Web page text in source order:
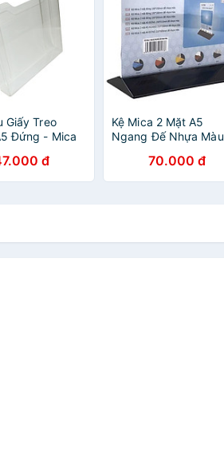
Giấy Treo
Đứng - Mica
đ
Kệ Mica 2 Mặt A5
Ngang Đế Nhựa Màu
70.000 đ